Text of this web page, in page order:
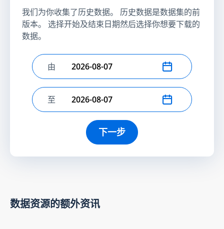
我们为你收集了历史数据。 历史数据是数据集的前
版本。 选择开始及结束日期然后选择你想要下载的
数据。
选择开始日期
由
选择结束日期
至
下一步
数据资源的额外资讯